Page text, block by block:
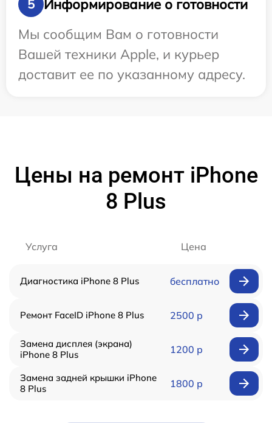
5
Информирование о готовности
Мы сообщим Вам о готовности
Вашей техники Apple, и курьер
доставит ее по указанному адресу.
Цены на ремонт iPhone
8 Plus
Услуга Цена
Диагностика iPhone 8 Plus бесплатно
Ремонт FaceID iPhone 8 Plus 2500 р
Замена дисплея (экрана)
iPhone 8 Plus
1200 р
Замена задней крышки iPhone
8 Plus
1800 р